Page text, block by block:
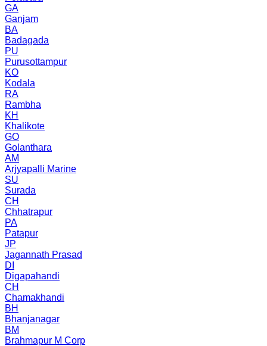
GA
Ganjam
BA
Badagada
PU
Purusottampur
KO
Kodala
RA
Rambha
KH
Khalikote
GO
Golanthara
AM
Arjyapalli Marine
SU
Surada
CH
Chhatrapur
PA
Patapur
JP
Jagannath Prasad
DI
Digapahandi
CH
Chamakhandi
BH
Bhanjanagar
BM
Brahmapur M Corp